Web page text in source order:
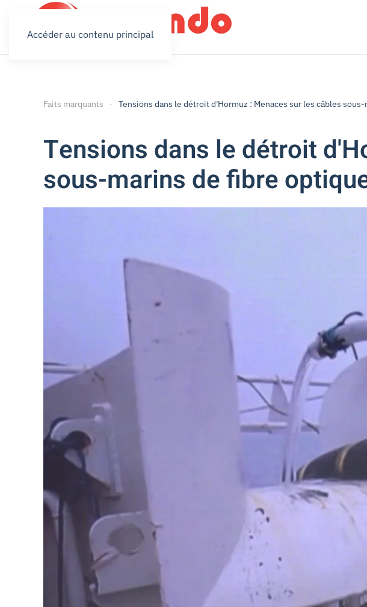
Accéder au contenu principal
Faits marquants Tensions dans le détroit d'Hormuz : Menaces sur les câbles
Tensions dans le détroit
sous-marins de fibre